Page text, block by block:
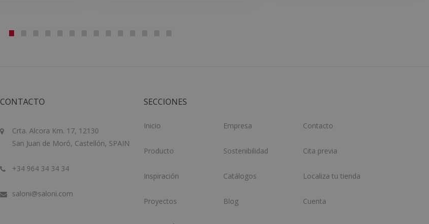
CONTACTO
Crta. Alcora Km. 17, 12130
San Juan de Moró, Castellón, SPAIN
+34 964 34 34 34
saloni@saloni.com
SECCIONES
Inicio
Producto
Inspiración
Proyectos
Empresa
Sostenibilidad
Catálogos
Blog
Contacto
Cita previa
Localiza tu tienda
Cuenta